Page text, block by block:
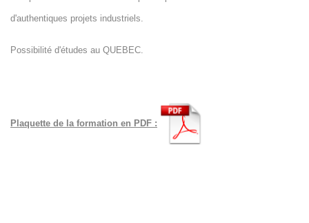
d'authentiques projets industriels.
Possibilité d'études au QUEBEC.
Plaquette de la formation en PDF :